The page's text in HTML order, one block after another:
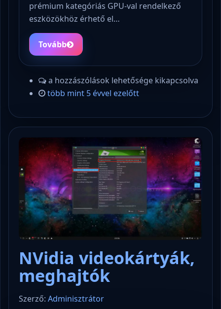
prémium kategóriás GPU-val rendelkező
eszközökhöz érhető el…
Tovább
a hozzászólások lehetősége kikapcsolva
több mint 5 évvel ezelőtt
NVidia videokártyák,
meghajtók
Szerző: Adminisztrátor